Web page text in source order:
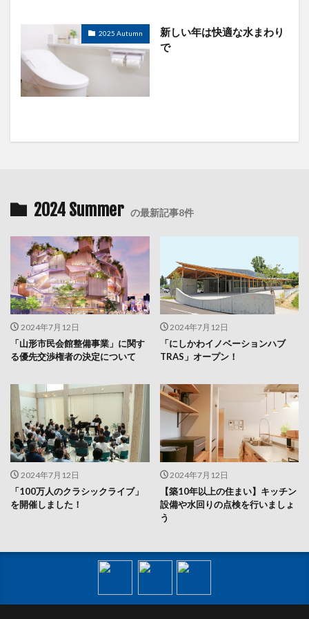
2025 Autumn
新しい年は快適な水まわり
で
2024 Summer の最新記事8件
2024年7月12日
「山形市民会館整備事業」に関す
る優先交渉権者の決定について
2024年7月12日
「にしかわイノベーションハブ
TRAS」オープン！
2024年7月12日
「100万人のクラシックライブ」
を開催しました！
2024年7月12日
【築10年以上の住まい】キッチン
設備や水回りの点検を行いましょ
う